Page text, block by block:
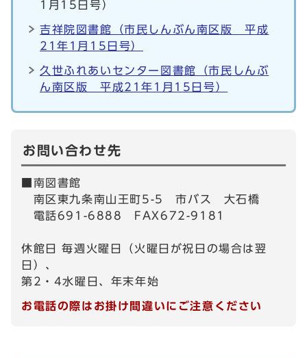
1月15日号）
吉祥院図書館（市民しんぶん南区版 平成
21年1月15日号）
久世ふれあいセンター図書館（市民しんぶ
ん南区版 平成21年1月15日号）
お問い合わせ先
■南図書館
南区東九条南山王町5-5 市バス 大石橋
電話691-6888 FAX672-9181
休館日 毎週火曜日（火曜日が祝日の場合は翌
日）、
第2・4水曜日、年末年始
お電話の際はお掛け間違いにご注意ください